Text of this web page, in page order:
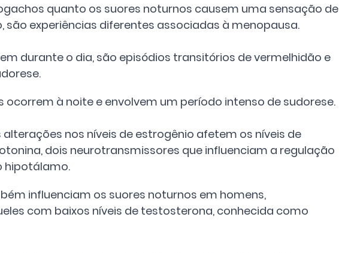
quanto os suores noturnos causem uma sensação de
são experiências diferentes associadas à menopausa.
durante o dia, são episódios transitórios de vermelhidão e
ocorrem à noite e envolvem um período intenso de sudorese.
nos níveis de estrogênio afetem os níveis de
dois neurotransmissores que influenciam a regulação
hipotálamo.
influenciam os suores noturnos em homens,
com baixos níveis de testosterona, conhecida como